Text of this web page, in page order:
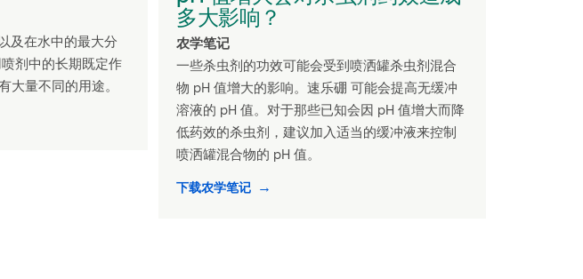
多大影响？
农学笔记
一些杀虫剂的功效可能会受到喷洒罐杀虫剂混合
物 pH 值增大的影响。速乐硼 可能会提高无缓冲
溶液的 pH 值。对于那些已知会因 pH 值增大而降
低药效的杀虫剂，建议加入适当的缓冲液来控制
喷洒罐混合物的 pH 值。
下载农学笔记
及在水中的最大分
剂中的长期既定作
大量不同的用途。